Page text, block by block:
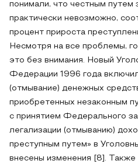
понимали, что честным путем
практически невозможно,
процент прироста
Несмотря на все проблемы,
это без внимания. Новый
Федерации 1996 года
(отмывание) денежных
приобретенных незаконным
с принятием Федерального
легализации (отмыванию)
преступным путем» в
внесены изменения [8]. Также